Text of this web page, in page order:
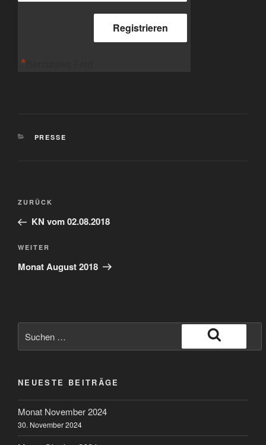
*
KATEGORIEN
PRESSE
Beitragsnavigation
Vorheriger
Beitrag
ZURÜCK
KN vom 02.08.2018
Nächster
Beitrag
WEITER
Monat August 2018
nach:
Suchen
NEUESTE BEITRÄGE
Monat November 2024
30. November 2024